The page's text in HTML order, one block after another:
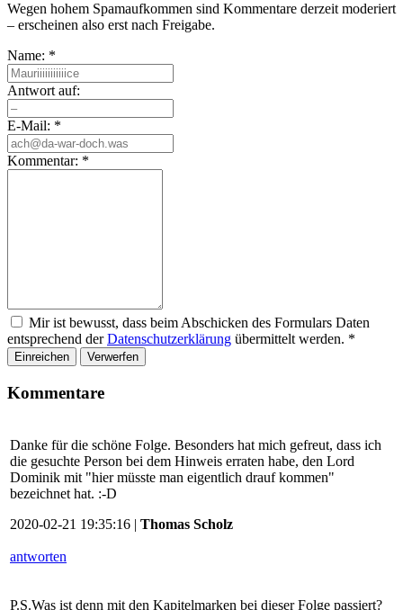
Wegen hohem Spamaufkommen sind Kommentare derzeit moderiert
– erscheinen also erst nach Freigabe.
Name: *
Antwort auf:
E-Mail: *
Kommentar: *
Mir ist bewusst, dass beim Abschicken des Formulars Daten
entsprechend derDatenschutzerklärung übermittelt werden. *
Einreichen Verwerfen
Kommentare
Danke für die schöne Folge. Besonders hat mich gefreut, dass ich
die gesuchte Person bei dem Hinweis erraten habe, den Lord
Dominik mit "hier müsste man eigentlich drauf kommen"
bezeichnet hat. :-D
2020-02-21 19:35:16 | Thomas Scholz
antworten
P.S.Was ist denn mit den Kapitelmarken bei dieser Folge passiert?